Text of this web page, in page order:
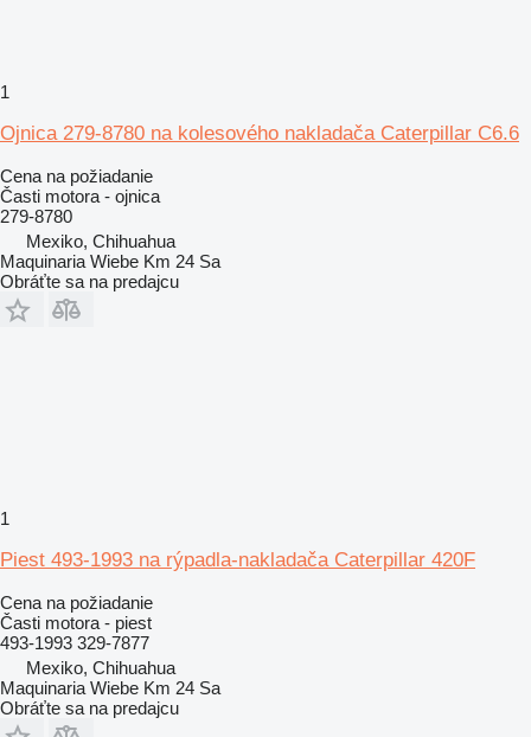
1
Ojnica 279-8780 na kolesového nakladača Caterpillar C6.6
Cena na požiadanie
Časti motora - ojnica
279-8780
Mexiko, Chihuahua
Maquinaria Wiebe Km 24 Sa
Obráťte sa na predajcu
1
Piest 493-1993 na rýpadla-nakladača Caterpillar 420F
Cena na požiadanie
Časti motora - piest
493-1993 329-7877
Mexiko, Chihuahua
Maquinaria Wiebe Km 24 Sa
Obráťte sa na predajcu